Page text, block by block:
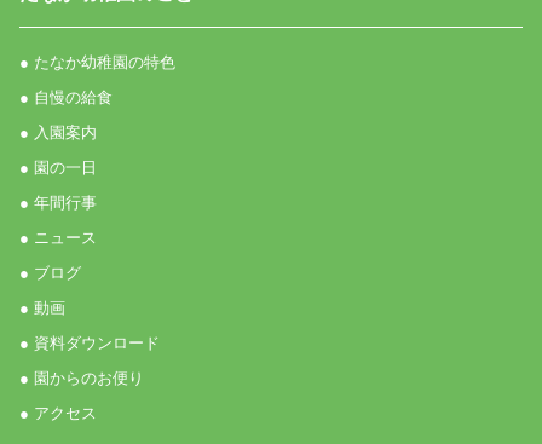
● たなか幼稚園の特色
● 自慢の給食
● 入園案内
● 園の一日
● 年間行事
● ニュース
● ブログ
● 動画
● 資料ダウンロード
● 園からのお便り
● アクセス